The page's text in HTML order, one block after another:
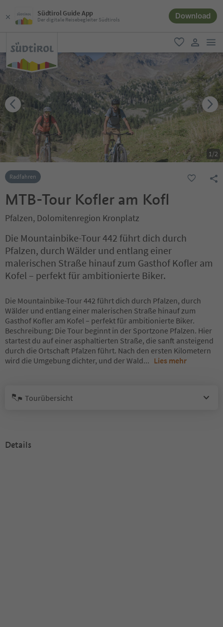
Südtirol Guide App
Der digitale Reisebegleiter Südtirols Download
favorit
user link
1/2
Radfahren
MTB-Tour Kofler am Kofl
Pfalzen, Dolomitenregion Kronplatz
Die Mountainbike-Tour 442 führt dich durch
Pfalzen, durch Wälder und entlang einer
malerischen Straße hinauf zum Gasthof Kofler am
Kofel – perfekt für ambitionierte Biker.
Die Mountainbike-Tour 442 führt dich durch Pfalzen, durch
Wälder und entlang einer malerischen Straße hinauf zum
Gasthof Kofler am Kofel – perfekt für ambitionierte Biker.
Beschreibung: Die Tour beginnt in der Sportzone Pfalzen. Hier
startest du auf einer asphaltierten Straße, die sanft ansteigend
durch die Ortschaft Pfalzen führt. Nach den ersten Kilometern
wird die Umgebung dichter, und der Wald... Lies mehr
Tourübersicht
Details